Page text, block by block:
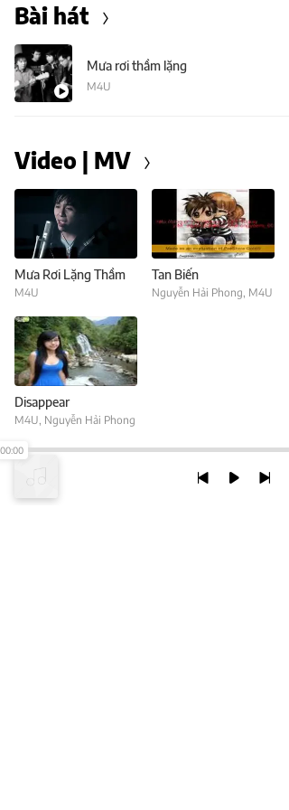
Bài hát
Mưa rơi thầm lặng
M4U
Video | MV
Mưa Rơi Lặng Thầm
M4U
Tan Biến
Nguyễn Hải Phong M4U
Disappear
M4U Nguyễn Hải Phong
00:00